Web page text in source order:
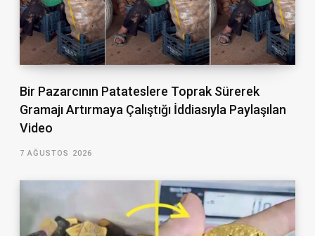
Bir Pazarcının Patateslere Toprak Sürerek
Gramajı Artırmaya Çalıştığı İddiasıyla Paylaşılan
Video
7 AĞUSTOS 2026